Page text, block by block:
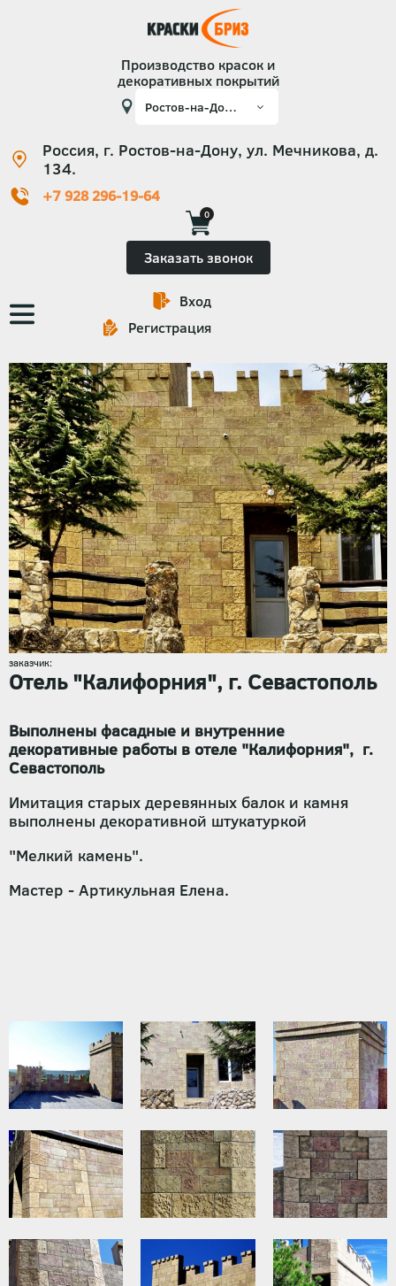
Производство красок и
декоративных покрытий
Россия, г. Ростов-на-Дону, ул. Мечникова, д.
134.
+7 928 296-19-64
0
Заказать звонок
Основная
навигация
Вход
Регистрация
заказчик:
Отель "Калифорния", г. Севастополь
Выполнены фасадные и внутренние
декоративные работы в отеле "Калифорния", г.
Севастополь
Имитация старых деревянных балок и камня
выполнены декоративной штукатуркой
"Мелкий камень".
Мастер - Артикульная Елена.